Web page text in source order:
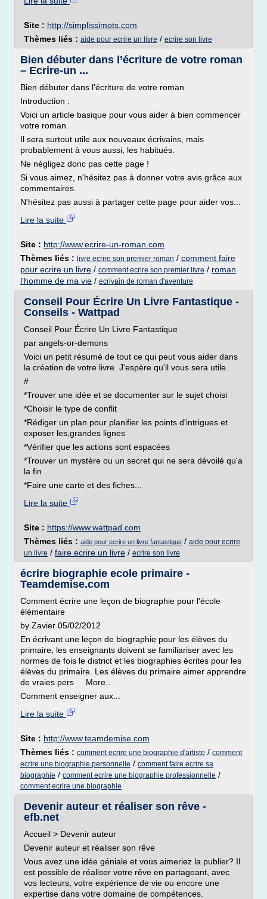
Site : http://simplissimots.com
Thèmes liés : aide pour ecrire un livre / ecrire son livre
Bien débuter dans l’écriture de votre roman
– Ecrire-un ...
Bien débuter dans l'écriture de votre roman
Introduction :
Voici un article basique pour vous aider à bien commencer
votre roman.
Il sera surtout utile aux nouveaux écrivains, mais
probablement à vous aussi, les habitués.
Ne négligez donc pas cette page !
Si vous aimez, n'hésitez pas à donner votre avis grâce aux
commentaires.
N'hésitez pas aussi à partager cette page pour aider vos...
Lire la suite
Site : http://www.ecrire-un-roman.com
Thèmes liés : livre ecrire son premier roman / comment faire
pour ecrire un livre / comment ecrire son premier livre / roman
l'homme de ma vie / ecrivain de roman d'aventure
Conseil Pour Écrire Un Livre Fantastique -
Conseils - Wattpad
Conseil Pour Écrire Un Livre Fantastique
par angels-or-demons
Voici un petit résumé de tout ce qui peut vous aider dans
la création de votre livre. J'espère qu'il vous sera utile.
#
*Trouver une idée et se documenter sur le sujet choisi
*Choisir le type de conflit
*Rédiger un plan pour planifier les points d'intrigues et
exposer les,grandes lignes
*Vérifier que les actions sont espacées
*Trouver un mystère ou un secret qui ne sera dévoilé qu'a
la fin
*Faire une carte et des fiches...
Lire la suite
Site : https://www.wattpad.com
Thèmes liés : aide pour ecrire un livre fantastique / aide pour ecrire
un livre / faire ecrire un livre / ecrire son livre
écrire biographie ecole primaire -
Teamdemise.com
Comment écrire une leçon de biographie pour l'école
élémentaire
by Zavier 05/02/2012
En écrivant une leçon de biographie pour les élèves du
primaire, les enseignants doivent se familiariser avec les
normes de fois le district et les biographies écrites pour les
élèves du primaire. Les élèves du primaire aimer apprendre
de vraies pers More..
Comment enseigner aux...
Lire la suite
Site : http://www.teamdemise.com
Thèmes liés : comment ecrire une biographie d'artiste / comment
ecrire une biographie personnelle / comment faire ecrire sa
biographie / comment ecrire une biographie professionnelle /
comment ecrire une biographie
Devenir auteur et réaliser son rêve -
efb.net
Accueil > Devenir auteur
Devenir auteur et réaliser son rêve
Vous avez une idée géniale et vous aimeriez la publier? Il
est possible de réaliser votre rêve en partageant, avec
vos lecteurs, votre expérience de vie ou encore une
expertise dans votre domaine de compétences.